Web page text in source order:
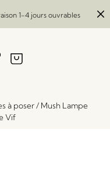
1-4 jours ouvrables
à poser/ Mush Lampe
Vif